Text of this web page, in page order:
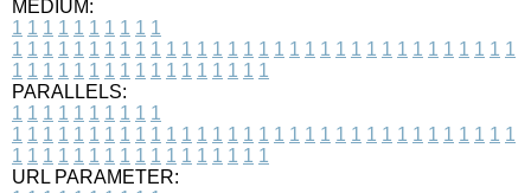
MEDIUM:
1 1 1 1 1 1 1 1 1 1
1 1 1 1 1 1 1 1 1 1 1 1 1 1 1 1 1 1 1 1 1 1 1 1 1 1 1 1 1 1 1 1 1
1 1 1 1 1 1 1 1 1 1 1 1 1 1 1 1 1
PARALLELS:
1 1 1 1 1 1 1 1 1 1
1 1 1 1 1 1 1 1 1 1 1 1 1 1 1 1 1 1 1 1 1 1 1 1 1 1 1 1 1 1 1 1 1
1 1 1 1 1 1 1 1 1 1 1 1 1 1 1 1 1
URL PARAMETER: